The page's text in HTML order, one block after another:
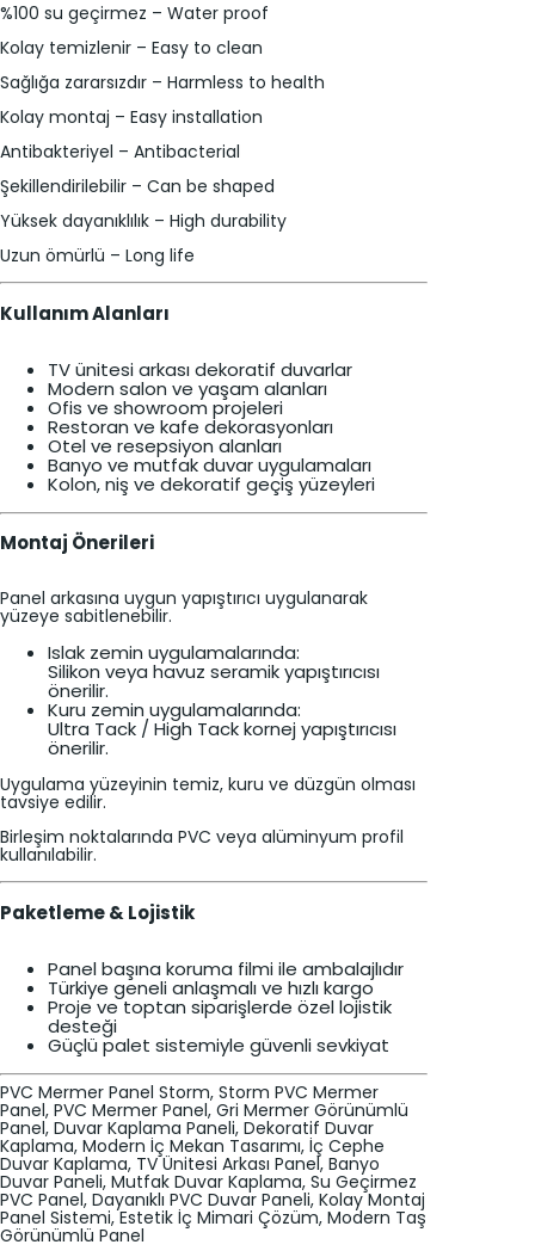
%100 su geçirmez – Water proof
Kolay temizlenir – Easy to clean
Sağlığa zararsızdır – Harmless to health
Kolay montaj – Easy installation
Antibakteriyel – Antibacterial
Şekillendirilebilir – Can be shaped
Yüksek dayanıklılık – High durability
Uzun ömürlü – Long life
Kullanım Alanları
TV ünitesi arkası dekoratif duvarlar
Modern salon ve yaşam alanları
Ofis ve showroom projeleri
Restoran ve kafe dekorasyonları
Otel ve resepsiyon alanları
Banyo ve mutfak duvar uygulamaları
Kolon, niş ve dekoratif geçiş yüzeyleri
Montaj Önerileri
Panel arkasına uygun yapıştırıcı uygulanarak
yüzeye sabitlenebilir.
Islak zemin uygulamalarında:
Silikon veya havuz seramik yapıştırıcısı
önerilir.
Kuru zemin uygulamalarında:
Ultra Tack / High Tack kornej yapıştırıcısı
önerilir.
Uygulama yüzeyinin temiz, kuru ve düzgün olması
tavsiye edilir.
Birleşim noktalarında PVC veya alüminyum profil
kullanılabilir.
Paketleme & Lojistik
Panel başına koruma filmi ile ambalajlıdır
Türkiye geneli anlaşmalı ve hızlı kargo
Proje ve toptan siparişlerde özel lojistik
desteği
Güçlü palet sistemiyle güvenli sevkiyat
PVC Mermer Panel Storm, Storm PVC Mermer
Panel, PVC Mermer Panel, Gri Mermer Görünümlü
Panel, Duvar Kaplama Paneli, Dekoratif Duvar
Kaplama, Modern İç Mekan Tasarımı, İç Cephe
Duvar Kaplama, TV Ünitesi Arkası Panel, Banyo
Duvar Paneli, Mutfak Duvar Kaplama, Su Geçirmez
PVC Panel, Dayanıklı PVC Duvar Paneli, Kolay Montaj
Panel Sistemi, Estetik İç Mimari Çözüm, Modern Taş
Görünümlü Panel